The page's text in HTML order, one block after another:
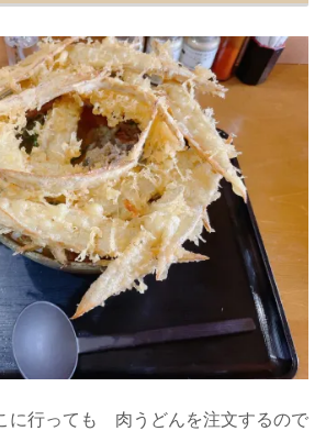
行っても 肉うどんを注文するので